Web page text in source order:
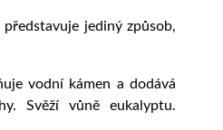
jediný způsob,
vodní kámen a dodává
Svěží vůně eukalyptu.